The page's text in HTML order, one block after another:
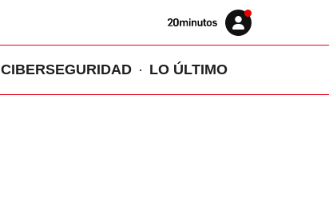
Volver
Iniciar
sesión
CIBERSEGURIDAD LO ÚLTIMO